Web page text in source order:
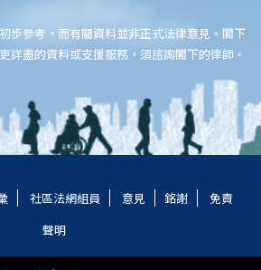
步參考，而有關資料並非正式法律意見。閣下
詳盡的資料或支援服務，須諮詢閣下的律師。
社區法網組員 意見 銘謝
免責
聲明